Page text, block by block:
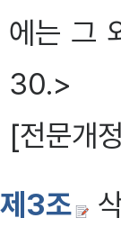
에는 그
30.>
[전문개
제3조